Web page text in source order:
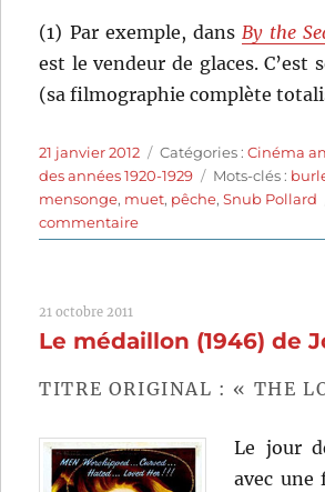
(1) Par exemple, dansBy the
est le vendeur de glaces. C’est
(sa filmographie complète
Publié
le
21 janvier 2012 Catégories
Catégories :Cinéma
des années 1920-1929
Étiquettes
Mots-clés :
mensonge, muet, pêche,Snub Pollard
commentairesur
Pollard
Charley
21 octobre 2011
Le médaillon (1946) de
TITRE ORIGINAL : « THE
Le jour
avec une